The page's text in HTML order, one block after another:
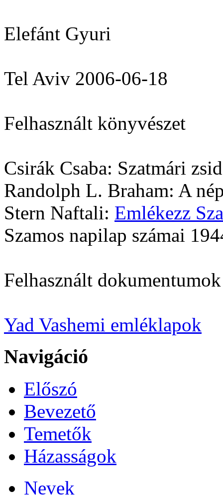
Elefánt Gyuri
Tel Aviv 2006-06-18
Felhasznált könyvészet
Csirák Csaba: Szatmári
Randolph L. Braham: A
Stern Naftali: Emlékezz
Szamos napilap számai
Felhasznált dokumentumok
Yad Vashemi emléklapok
Navigáció
Előszó
Bevezető
Temetők
Házasságok
Nevek